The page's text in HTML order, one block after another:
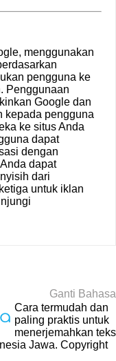
menggunakan
pengguna ke
Penggunaan
Google dan
kepada pengguna
ke situs Anda
dapat
dengan
dapat
dari
untuk iklan
Ganti Bahasa
Cara termudah dan
paling praktis untuk
menerjemahkan teks
Jawa. Copyright